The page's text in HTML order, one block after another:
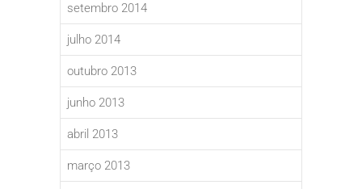
setembro 2014
julho 2014
outubro 2013
junho 2013
abril 2013
março 2013